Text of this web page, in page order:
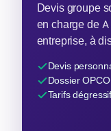
Devis groupe
en charge de
entreprise, à
Devis
Dossier
Tarifs